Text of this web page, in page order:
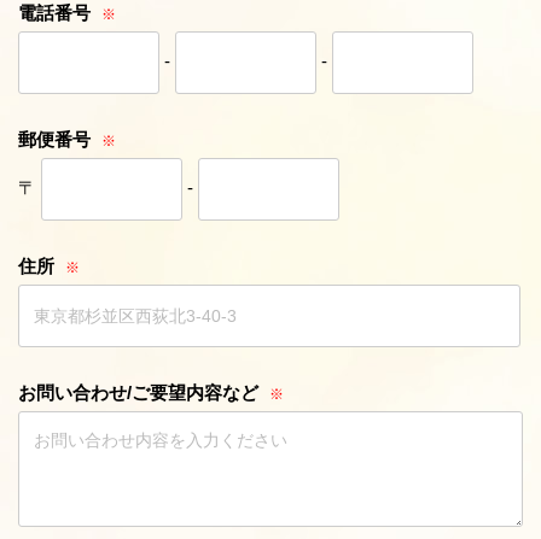
電話番号
- -
郵便番号
〒 -
住所
お問い合わせ/ご要望内容など